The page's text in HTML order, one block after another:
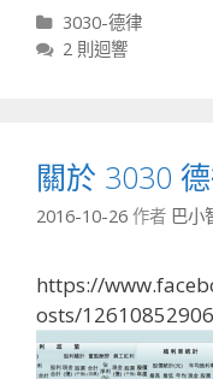
分類
3030-德律
2 則迴響
關於 3030
2016-10-26 作者 巴小
https://
osts/